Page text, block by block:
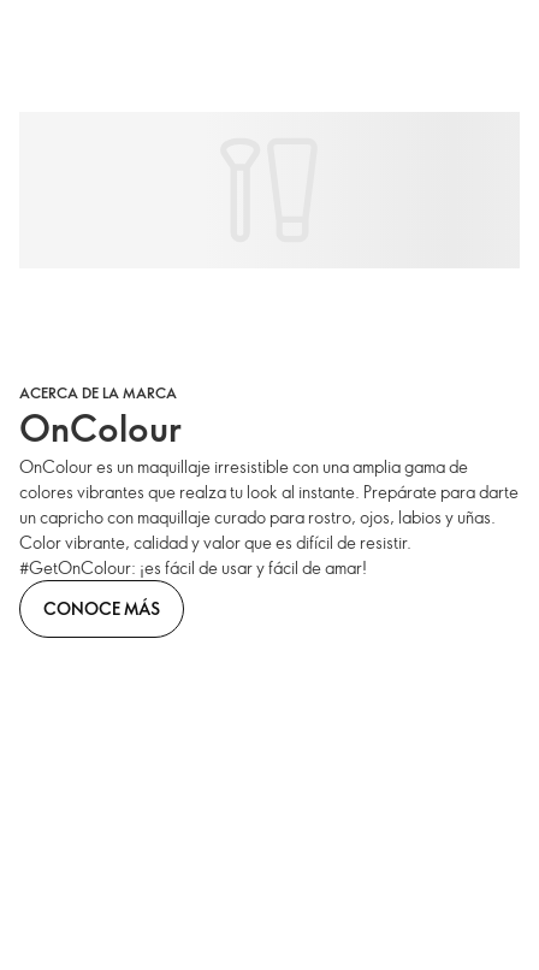
ACERCA DE LA MARCA
OnColour
OnColour es un maquillaje irresistible con una amplia gama de
colores vibrantes que realza tu look al instante. Prepárate para darte
un capricho con maquillaje curado para rostro, ojos, labios y uñas.
Color vibrante, calidad y valor que es difícil de resistir.
#GetOnColour: ¡es fácil de usar y fácil de amar!
CONOCE MÁS